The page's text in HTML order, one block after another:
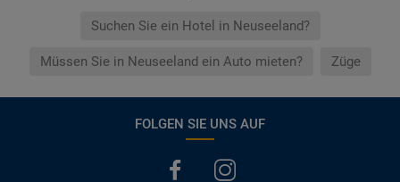
Suchen Sie ein Hotel in Neuseeland?
Müssen Sie in Neuseeland ein Auto mieten? Züge
FOLGEN SIE UNS AUF